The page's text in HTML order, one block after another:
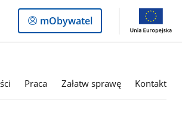
Logowanie
do
mObywatel
Praca Załatw sprawę Kontakt